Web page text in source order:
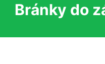
Bránky do